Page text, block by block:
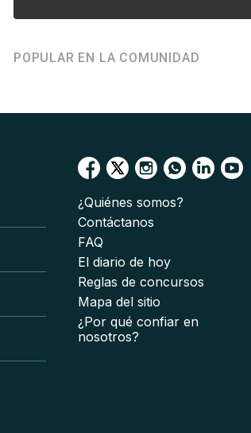
POPULAR EN LA COMUNIDAD
¿Quiénes somos?
Contáctanos
FAQ
El diario de hoy
Reglas de concursos
Mapa del sitio
¿Por qué confiar en
nosotros?